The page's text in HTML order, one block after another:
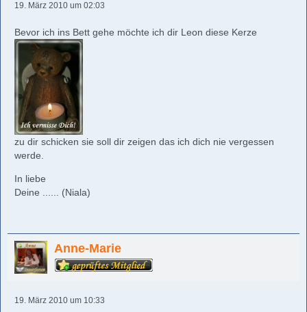
19. März 2010 um 02:03
Bevor ich ins Bett gehe möchte ich dir Leon diese Kerze
zu dir schicken sie soll dir zeigen das ich dich nie vergessen
werde.
In liebe
Deine ...... (Niala)
Anne-Marie
19. März 2010 um 10:33